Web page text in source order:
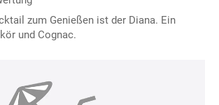
zum Genießen ist der Diana. Ein
und Cognac.